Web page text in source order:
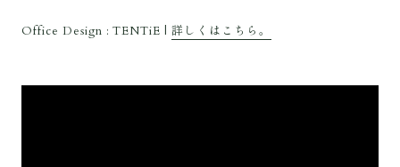
Office Design : TENTiE |詳しくはこちら。